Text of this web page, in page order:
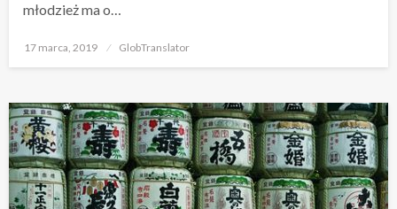
młodzież ma o…
Opublikowane
17 marca, 2019 GlobTranslator